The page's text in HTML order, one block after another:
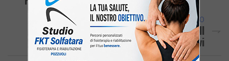
ARTICOLO SUCCESSIVO
QUARTO/ Registrati 4 Nuovi Contagi: Il
Bilancio Sale A 35 Positivi